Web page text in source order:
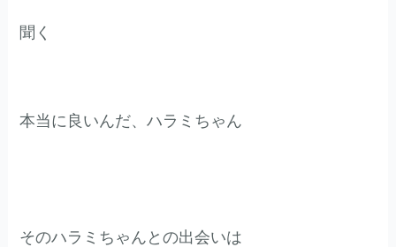
聞く
本当に良いんだ、ハラミちゃん
そのハラミちゃんとの出会いは